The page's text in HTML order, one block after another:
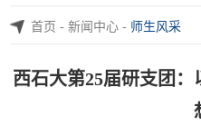
首页-新闻中心- 师生风采
西石大第25届研支团